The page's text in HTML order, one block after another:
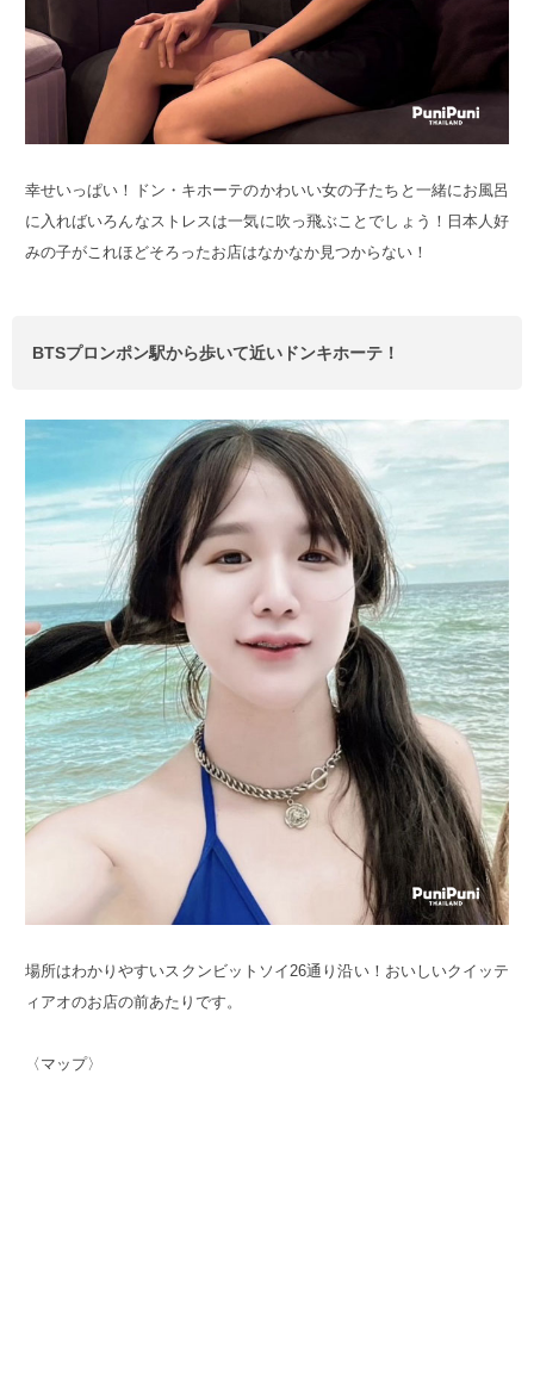
幸せいっぱい！ドン・キホーテのかわいい女の子たちと一緒にお風呂
に入ればいろんなストレスは一気に吹っ飛ぶことでしょう！日本人好
みの子がこれほどそろったお店はなかなか見つからない！
BTSプロンポン駅から歩いて近いドンキホーテ！
場所はわかりやすいスクンビットソイ26通り沿い！おいしいクイッテ
ィアオのお店の前あたりです。
〈マップ〉